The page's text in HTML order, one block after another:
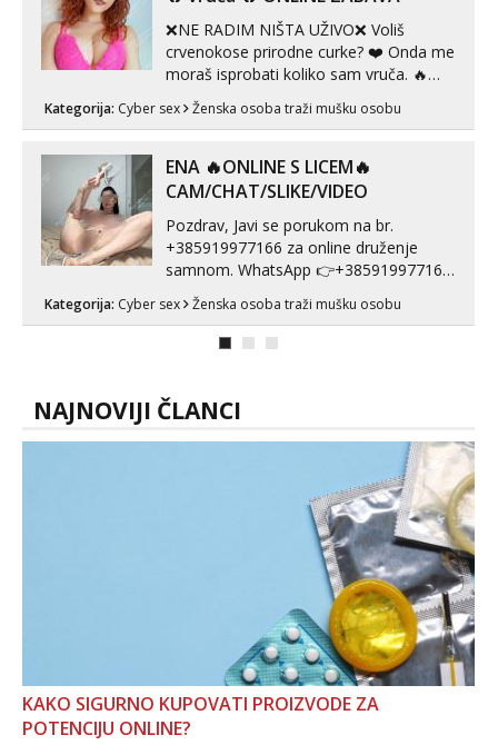
❌NE RADIM NIŠTA UŽIVO❌ Voliš
crvenokose prirodne curke? ❤️ Onda me
moraš isprobati koliko sam vruča.‎ ️‍🔥
MLADA vražica koja ima 100%
prorodne grudi, 💦 Misli su mi uvijek
U mojoj raznolikoj ponudi možeš
pranaći nešto po svojoj mjeri. Sexi videa
Kategorija: Cyber sex Ženska osoba traži mušku osobu
ENA 🔥ONLINE S LICEM🔥
CAM/CHAT/SLIKE/VIDEO
Pozdrav, Javi se porukom na br.
+385919977166 za online druženje
samnom. WhatsApp 👉+385919977166
Telegram 👉@enafriedrichkis Radim
videopozive s licem, solo i s partnerom,
kolegicama (Tina&Natali), razne
seksa, puš...
Kategorija: Cyber sex Ženska osoba traži mušku osobu
NAJNOVIJI ČLANCI
KAKO SIGURNO KUPOVATI PROIZVODE ZA
POTENCIJU ONLINE?